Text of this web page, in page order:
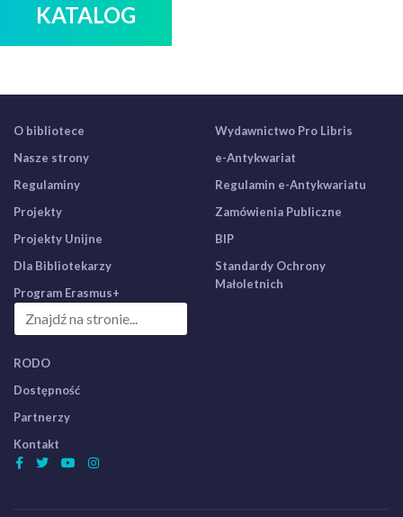
KATALOG
O bibliotece
Nasze strony
Regulaminy
Projekty
Projekty Unijne
Dla Bibliotekarzy
Program Erasmus+
Wydawnictwo Pro Libris
e-Antykwariat
Regulamin e-Antykwariatu
Zamówienia Publiczne
BIP
Standardy Ochrony
Małoletnich
RODO
Dostępność
Partnerzy
Kontakt